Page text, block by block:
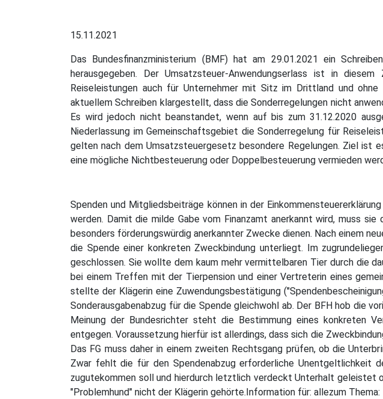
15.11.2021
Das Bundesfinanzministerium (BMF) hat am 29.01.2021 ein
herausgegeben. Der Umsatzsteuer-Anwendungserlass ist in
Reiseleistungen auch für Unternehmer mit Sitz im Drittland und
aktuellem Schreiben klargestellt, dass die Sonderregelungen nicht
Es wird jedoch nicht beanstandet, wenn auf bis zum 31.12.2020
Niederlassung im Gemeinschaftsgebiet die Sonderregelung für
gelten nach dem Umsatzsteuergesetz besondere Regelungen. Ziel ist
eine mögliche Nichtbesteuerung oder Doppelbesteuerung vermieden
Spenden und Mitgliedsbeiträge können in der
werden. Damit die milde Gabe vom Finanzamt anerkannt wird, muss
besonders förderungswürdig anerkannter Zwecke dienen. Nach einem
die Spende einer konkreten Zweckbindung unterliegt. Im
geschlossen. Sie wollte dem kaum mehr vermittelbaren Tier durch die
bei einem Treffen mit der Tierpension und einer Vertreterin eines
stellte der Klägerin eine Zuwendungsbestätigung
Sonderausgabenabzug für die Spende gleichwohl ab. Der BFH hob die
Meinung der Bundesrichter steht die Bestimmung eines konkreten
entgegen. Voraussetzung hierfür ist allerdings, dass sich die
Das FG muss daher in einem zweiten Rechtsgang prüfen, ob die
Zwar fehlt die für den Spendenabzug erforderliche Unentgeltlichkeit
zugutekommen soll und hierdurch letztlich verdeckt Unterhalt geleistet
"Problemhund" nicht der Klägerin gehörte.Information für: allezum